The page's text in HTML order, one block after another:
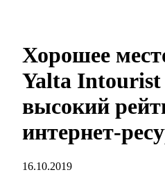
Хорошее
Yalta Intourist
высокий
интернет-
16.10.2019